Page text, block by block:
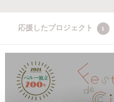
応援したプロジェクト 1